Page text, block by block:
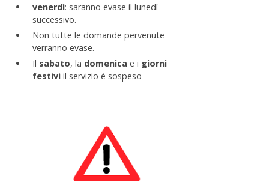
venerdì: saranno evase il lunedì
successivo.
Non tutte le domande pervenute
verranno evase.
Il sabato, la domenica e i giorni
festiviil servizio è sospeso